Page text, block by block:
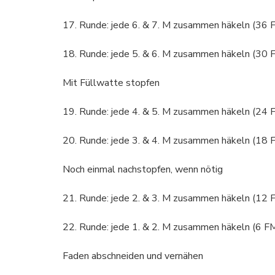
17. Runde: jede 6. & 7. M zusammen häkeln (36
18. Runde: jede 5. & 6. M zusammen häkeln (30
Mit Füllwatte stopfen
19. Runde: jede 4. & 5. M zusammen häkeln (24
20. Runde: jede 3. & 4. M zusammen häkeln (18
Noch einmal nachstopfen, wenn nötig
21. Runde: jede 2. & 3. M zusammen häkeln (12
22. Runde: jede 1. & 2. M zusammen häkeln (6
Faden abschneiden und vernähen